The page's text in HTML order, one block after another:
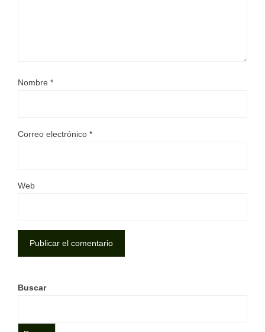
Nombre *
Correo electrónico *
Web
Buscar